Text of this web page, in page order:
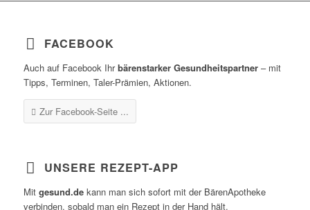
FACEBOOK
Auch auf Facebook Ihrbärenstarker Gesundheitspartner– mit
Tipps, Terminen, Taler-Prämien, Aktionen.
Zur Facebook-Seite ...
UNSERE REZEPT-APP
Mit gesund.dekann man sich sofort mit der BärenApotheke
verbinden, sobald man ein Rezept in der Hand hält.